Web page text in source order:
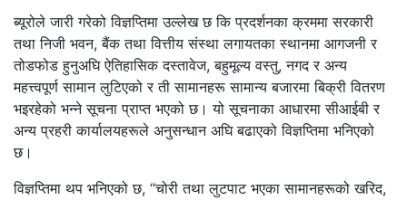
ब्यूरोले जारी गरेको विज्ञप्तिमा उल्लेख छ कि प्रदर्शनका क्रममा सरकारी
तथा निजी भवन, बैंक तथा वित्तीय संस्था लगायतका स्थानमा आगजनी र
तोडफोड हुनुअघि ऐतिहासिक दस्तावेज, बहुमूल्य वस्तु, नगद र अन्य
महत्त्वपूर्ण सामान लुटिएको र ती सामानहरू सामान्य बजारमा बिक्री वितरण
भइरहेको भन्ने सूचना प्राप्त भएको छ। यो सूचनाका आधारमा सीआईबी र
अन्य प्रहरी कार्यालयहरूले अनुसन्धान अघि बढाएको विज्ञप्तिमा भनिएको
छ।
विज्ञप्तिमा थप भनिएको छ, “चोरी तथा लुटपाट भएका सामानहरूको खरिद,